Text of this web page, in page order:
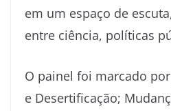
em um espaço de
entre ciência, políticas
O painel foi marcado
e Desertificação;